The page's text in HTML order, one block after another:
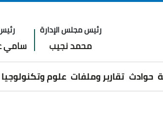
رئيس مجلس الإدارة
محمد نجيب
سامي
حوادث تقارير وملفات علوم وتكنولوجيا